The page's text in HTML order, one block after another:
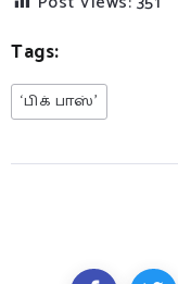
Tags:
‘பிக் பாஸ்’